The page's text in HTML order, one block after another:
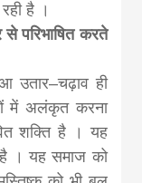
है ।
से परिभाषित करते
ही
में अलंकृत करना
शक्ति है । यह
। यह समाज को